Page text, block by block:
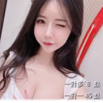
一對多 8 點
一對一 45 點